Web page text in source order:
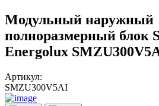
Модульный наружный
полноразмерный блок
Energolux
Артикул:
SMZU300V5AI